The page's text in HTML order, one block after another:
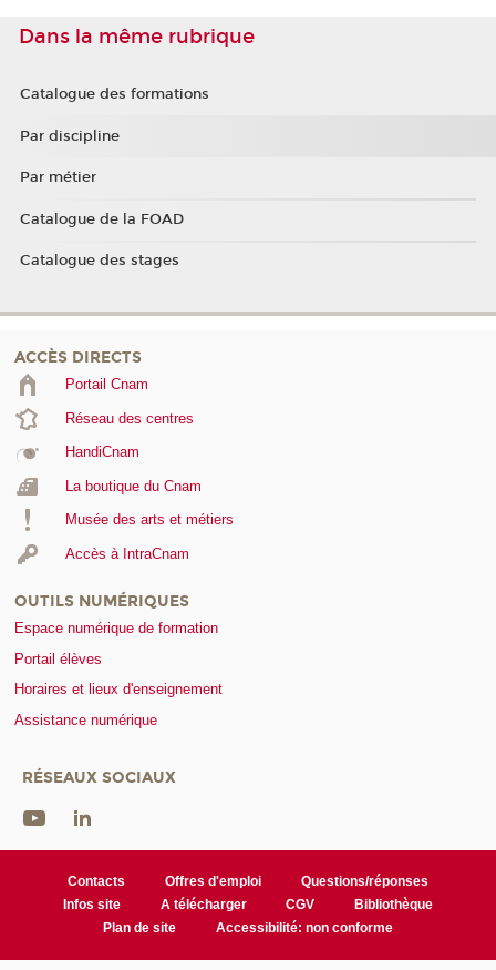
Dans la même rubrique
Catalogue des formations
Par discipline
Par métier
Catalogue de la FOAD
Catalogue des stages
ACCÈS DIRECTS
Portail Cnam
Réseau des centres
HandiCnam
La boutique du Cnam
Musée des arts et métiers
Accès à IntraCnam
OUTILS NUMÉRIQUES
Espace numérique de formation
Portail élèves
Horaires et lieux d'enseignement
Assistance numérique
RÉSEAUX SOCIAUX
Contacts Offres d'emploi
Questions/réponses
Infos site
A télécharger CGV
Bibliothèque
Plan de site
Accessibilité: non conforme